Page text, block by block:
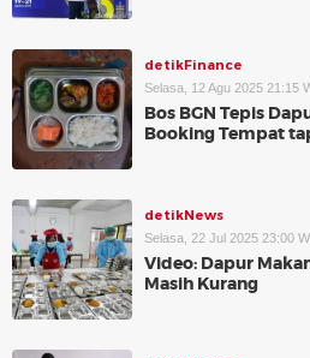
detikFinance
Selasa, 12 Agu 2025 21:15
Bos BGN Tepis
Booking Tempat
detikNews
Selasa, 22 Jul 2025 23:00
Video: Dapur
Masih Kurang